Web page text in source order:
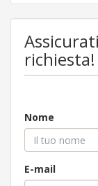
richiesta!
Nome
E-mail